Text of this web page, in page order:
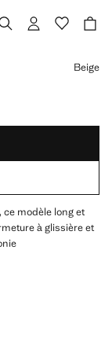
Beige
modèle long et
à glissière et